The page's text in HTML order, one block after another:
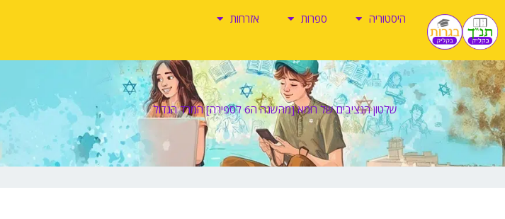
לתוכן
היסטוריה ספרות אזרחות
שלטון הנציבים של רומא [מהשנה ה6 לספירה] המרד הגדול